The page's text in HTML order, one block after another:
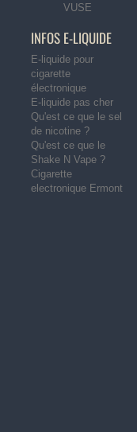
VUSE
INFOS E-LIQUIDE
E-liquide pour
cigarette
électronique
E-liquide pas cher
Qu'est ce que le sel
de nicotine ?
Qu'est ce que le
Shake N Vape ?
Cigarette
electronique Ermont